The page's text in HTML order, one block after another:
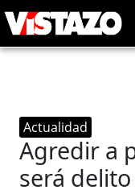
Actualidad
Agredir a
será